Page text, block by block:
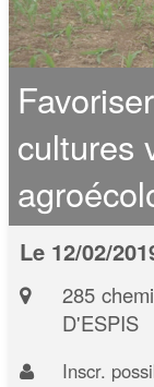
cultures
Le 12/02/
285
D'ESPIS
Inscr.